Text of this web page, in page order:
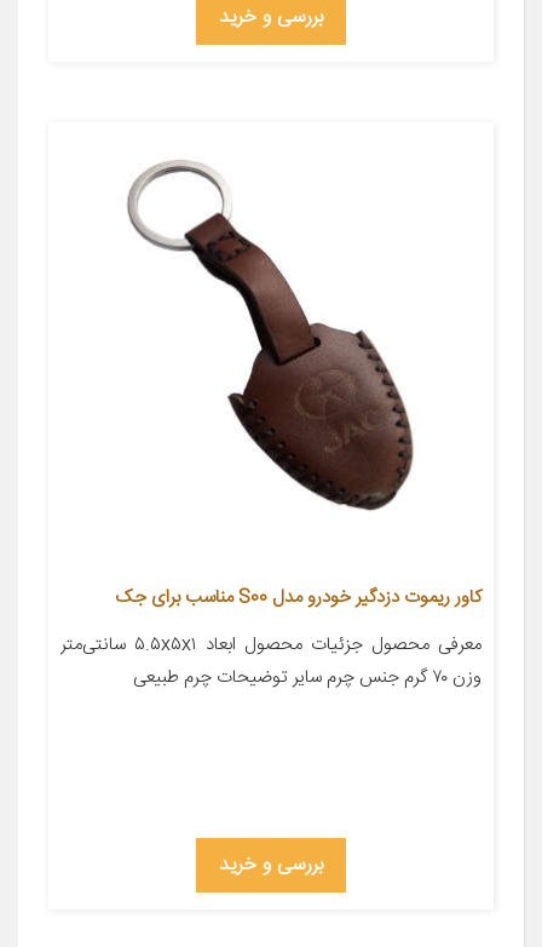
بررسی و خرید
کاور ریموت دزدگیر خودرو مدل S00 مناسب برای جک
معرفی محصول جزئیات محصول ابعاد ۵.۵x۵x۱ سانتی‌متر
وزن ۷۰ گرم جنس چرم سایر توضیحات چرم طبیعی
بررسی و خرید